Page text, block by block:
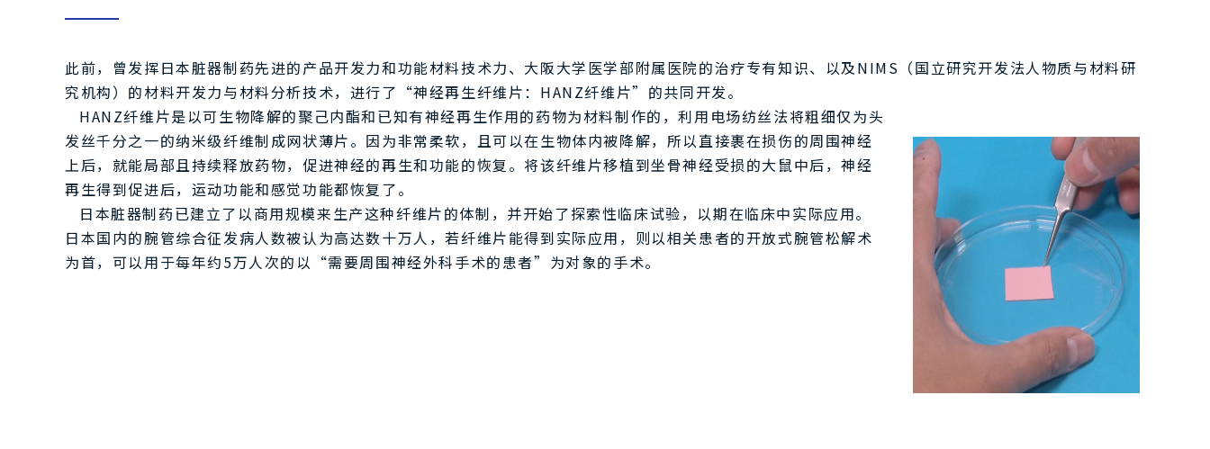
此前，曾发挥日本脏器制药先进的产品开发力和功能材料技术力、大阪大学医学部附属医院的治疗专有知识、以及NIMS（国立研究开发法人物质与材料研
究机构）的材料开发力与材料分析技术，进行了“神经再生纤维片：HANZ纤维片”的共同开发。
HANZ纤维片是以可生物降解的聚己内酯和已知有神经再生作用的药物为材料制作的，利用电场纺丝法将粗细仅为头
发丝千分之一的纳米级纤维制成网状薄片。因为非常柔软，且可以在生物体内被降解，所以直接裹在损伤的周围神经
上后，就能局部且持续释放药物，促进神经的再生和功能的恢复。将该纤维片移植到坐骨神经受损的大鼠中后，神经
再生得到促进后，运动功能和感觉功能都恢复了。
日本脏器制药已建立了以商用规模来生产这种纤维片的体制，并开始了探索性临床试验，以期在临床中实际应用。
日本国内的腕管综合征发病人数被认为高达数十万人，若纤维片能得到实际应用，则以相关患者的开放式腕管松解术
为首，可以用于每年约5万人次的以“需要周围神经外科手术的患者”为对象的手术。